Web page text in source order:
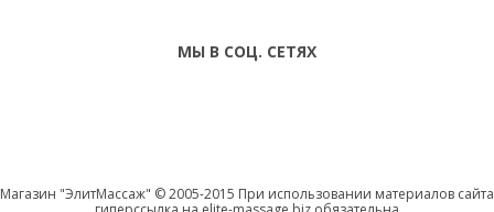
МЫ В СОЦ. СЕТЯХ
Магазин "ЭлитМассаж" © 2005-2015 При использовании материалов сайта